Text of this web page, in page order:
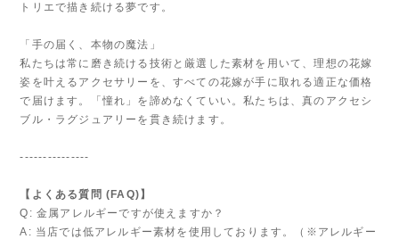
トリエで描き続ける夢です。
「手の届く、本物の魔法」
私たちは常に磨き続ける技術と厳選した素材を用いて、理想の花嫁
姿を叶えるアクセサリーを、すべての花嫁が手に取れる適正な価格
で届けます。「憧れ」を諦めなくていい。私たちは、真のアクセシ
ブル・ラグジュアリーを貫き続けます。
---------------
【よくある質問 (FAQ)】
Q: 金属アレルギーですが使えますか？
A: 当店では低アレルギー素材を使用しております。（※アレルギー